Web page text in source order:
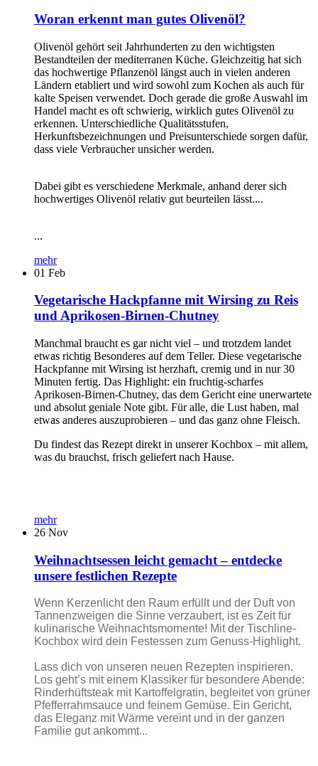
Woran erkennt man gutes Olivenöl?
Olivenöl gehört seit Jahrhunderten zu den wichtigsten
Bestandteilen der mediterranen Küche. Gleichzeitig hat sich
das hochwertige Pflanzenöl längst auch in vielen anderen
Ländern etabliert und wird sowohl zum Kochen als auch für
kalte Speisen verwendet. Doch gerade die große Auswahl im
Handel macht es oft schwierig, wirklich gutes Olivenöl zu
erkennen. Unterschiedliche Qualitätsstufen,
Herkunftsbezeichnungen und Preisunterschiede sorgen dafür,
dass viele Verbraucher unsicher werden.
Dabei gibt es verschiedene Merkmale, anhand derer sich
hochwertiges Olivenöl relativ gut beurteilen lässt....
...
mehr
01 Feb
Vegetarische Hackpfanne mit Wirsing zu Reis
und Aprikosen-Birnen-Chutney
Manchmal braucht es gar nicht viel – und trotzdem landet
etwas richtig Besonderes auf dem Teller. Diese vegetarische
Hackpfanne mit Wirsing ist herzhaft, cremig und in nur 30
Minuten fertig. Das Highlight: ein fruchtig-scharfes
Aprikosen-Birnen-Chutney, das dem Gericht eine unerwartete
und absolut geniale Note gibt. Für alle, die Lust haben, mal
etwas anderes auszuprobieren – und das ganz ohne Fleisch.
Du findest das Rezept direkt in unserer Kochbox – mit allem,
was du brauchst, frisch geliefert nach Hause.
mehr
26 Nov
Weihnachtsessen leicht gemacht – entdecke
unsere festlichen Rezepte
Wenn Kerzenlicht den Raum erfüllt und der Duft von
Tannenzweigen die Sinne verzaubert, ist es Zeit für
kulinarische Weihnachtsmomente! Mit der Tischline-
Kochbox wird dein Festessen zum Genuss-Highlight.
Lass dich von unseren neuen Rezepten inspirieren.
Los geht’s mit einem Klassiker für besondere Abende:
Rinderhüftsteak mit Kartoffelgratin, begleitet von grüner
Pfefferrahmsauce und feinem Gemüse. Ein Gericht,
das Eleganz mit Wärme vereint und in der ganzen
Familie gut ankommt...